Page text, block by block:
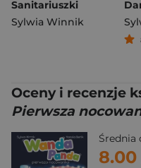
Sanitariuszki
Sylwia Winnik
Oceny i recenzje
Pierwsza
Średnia
8.00